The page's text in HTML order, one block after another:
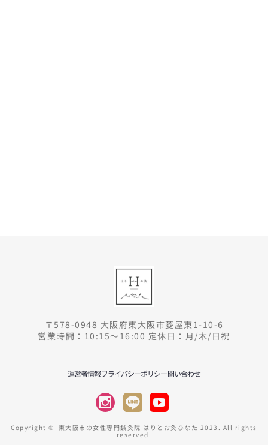
〒578-0948 大阪府東大阪市菱屋東1-10-6
営業時間：10:15～16:00 定休日：月/木/日祝
運営者情報プライバシーポリシー問い合わせ
Copyright © 東大阪市の女性専門鍼灸院 はりとお灸ひなた 2023. All rights
reserved.